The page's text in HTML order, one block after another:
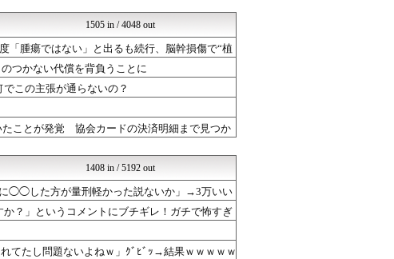
ほんわかMkⅡ
ミリシタまとめ雑談
Ask Reddit まと...
韓国ニュース反応まとめ
Hiroiro
ニチカン！
けおけお速報
ネトウヨにゅーす
はーとらいふ -出会い・子...
ガジェット2ch
はーとらいふ -出会い・子...
国難にあってもの申す！！
かぞくちゃんねる
もきゅ速(*´ω`*)人(...
芸能人の気になる噂
1505 in / 4048 out
腫瘍ではない」と出るも続行、脳幹損傷で“植
つかない代償を背負うことに
この主張が通らないの？
たことが発覚 協会カードの決済明細まで見つか
1408 in / 5192 out
◯◯した方が量刑軽かった説ないか」→3万いい
？」というコメントにブチギレ！ガチで怖すぎ
てたし問題ないよねｗ」ｸﾞﾋﾞｯ→結果ｗｗｗｗｗ